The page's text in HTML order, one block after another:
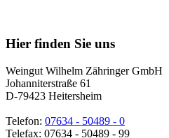
oben
Hier finden Sie uns
Weingut Wilhelm Zähringer GmbH
Johanniterstraße 61
D-79423 Heitersheim
Telefon: 07634 - 50489 - 0
Telefax: 07634 - 50489 - 99